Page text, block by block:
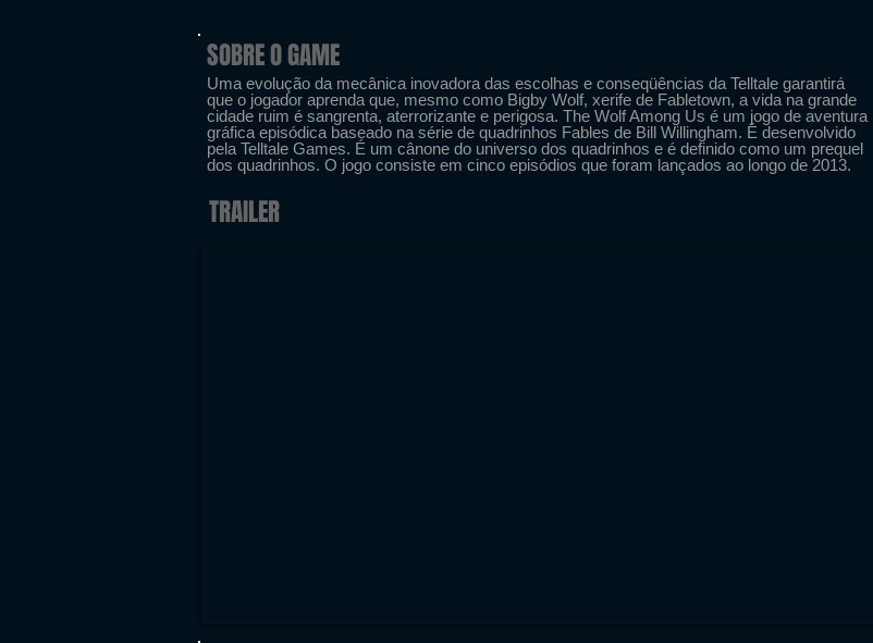
SOBRE O GAME
Uma evolução da mecânica inovadora das escolhas e conseqüências da Telltale garantirá
que o jogador aprenda que, mesmo como Bigby Wolf, xerife de Fabletown, a vida na grande
cidade ruim é sangrenta, aterrorizante e perigosa. The Wolf Among Us é um jogo de aventura
gráfica episódica baseado na série de quadrinhos Fables de Bill Willingham. É desenvolvido
pela Telltale Games. É um cânone do universo dos quadrinhos e é definido como um prequel
dos quadrinhos. O jogo consiste em cinco episódios que foram lançados ao longo de 2013.
TRAILER